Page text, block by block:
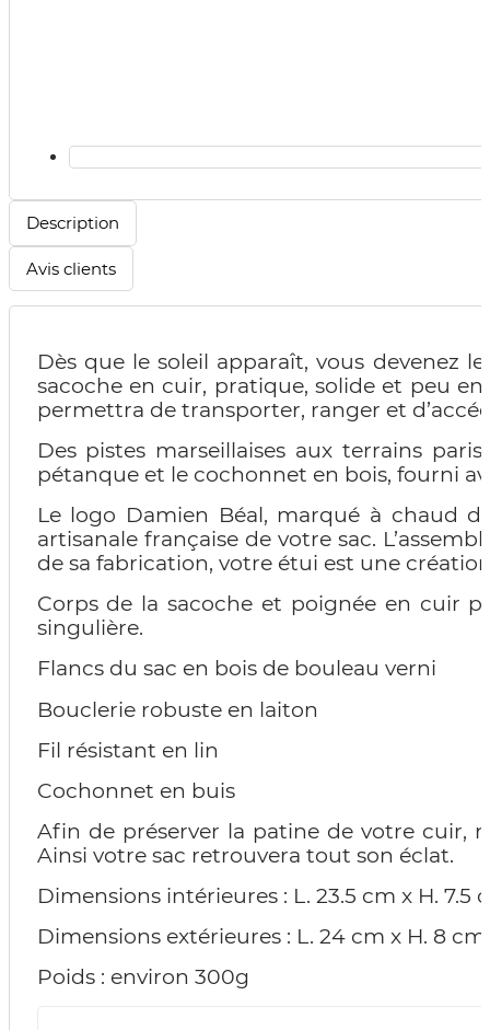
Description
Avis clients
Dès que le soleil apparaît, vous devenez
sacoche en cuir, pratique, solide et peu
permettra de transporter, ranger et
Des pistes marseillaises aux terrains
pétanque et le cochonnet en bois, fourni
Le logo Damien Béal, marqué à chaud
artisanale française de votre sac.
de sa fabrication, votre étui est une
Corps de la sacoche et poignée en cuir
singulière.
Flancs du sac en bois de bouleau verni
Bouclerie robuste en laiton
Fil résistant en lin
Cochonnet en buis
Afin de préserver la patine de votre cuir,
Ainsi votre sac retrouvera tout son éclat.
Dimensions intérieures : L. 23.5 cm x H. 7.5
Dimensions extérieures : L. 24 cm x H. 8 cm
Poids : environ 300g